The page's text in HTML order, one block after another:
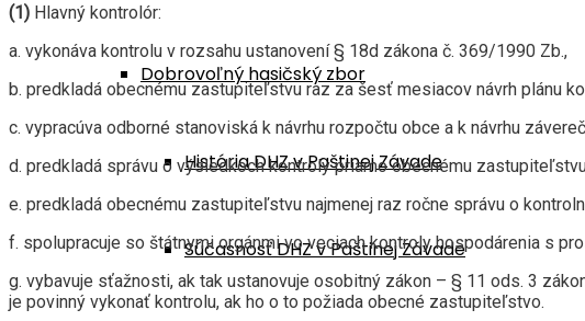
Dobrovoľný hasičský zbor
História DHZ v Paštinej Závade
Súčasnosť DHZ v Paštinej Závade
(1) Hlavný kontrolór:
a. vykonáva kontrolu v rozsahu ustanovení § 18d zákona č. 369/1990 Zb.,
b. predkladá obecnému zastupiteľstvu raz za šesť mesiacov návrh plánu
c. vypracúva odborné stanoviská k návrhu rozpočtu obce a k návrhu
d. predkladá správu o výsledkoch kontroly priamo obecnému
e. predkladá obecnému zastupiteľstvu najmenej raz ročne správu o
f. spolupracuje so štátnymi orgánmi vo veciach kontroly hospodárenia s
g. vybavuje sťažnosti, ak tak ustanovuje osobitný zákon – § 11 ods. 3
je povinný vykonať kontrolu, ak ho o to požiada obecné zastupiteľstvo.